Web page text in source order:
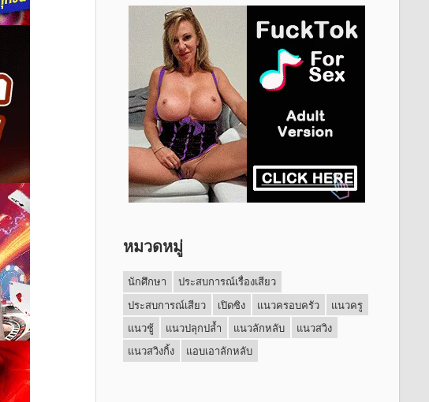
หมวดหมู่
นักศึกษา
ประสบการณ์เรื่องเสียว
ประสบการณ์เสียว
เปิดซิง แนวครอบครัว
แนวครู
แนวชู้
แนวปลุกปล้ำ แนวลักหลับ
แนวสวิง
แนวสวิงกิ้ง
แอบเอาลักหลับ